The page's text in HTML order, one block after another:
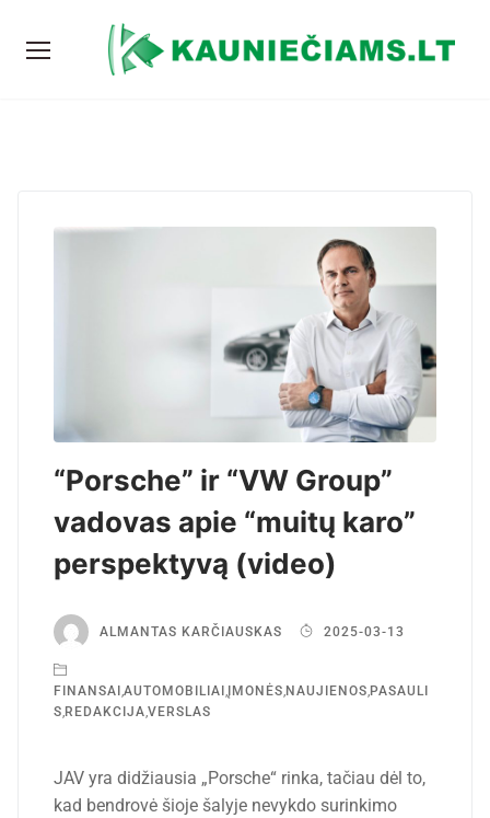
“Porsche” ir “VW Group”
vadovas apie “muitų karo”
perspektyvą (video)
ALMANTAS KARČIAUSKAS 2025-03-13
FINANSAI AUTOMOBILIAI ĮMONĖS NAUJIENOS PASAULI
S REDAKCIJA VERSLAS
JAV yra didžiausia „Porsche“ rinka, tačiau dėl to,
kad bendrovė šioje šalyje nevykdo surinkimo